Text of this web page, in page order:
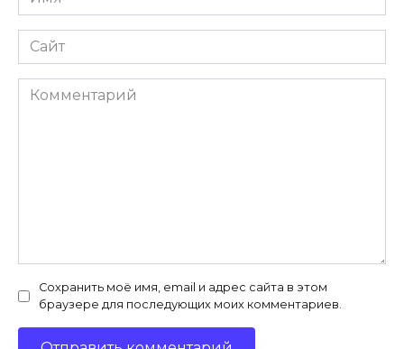
*
Сайт
Комментарий
Сохранить моё имя, email и адрес сайта в этом
браузере для последующих моих комментариев.